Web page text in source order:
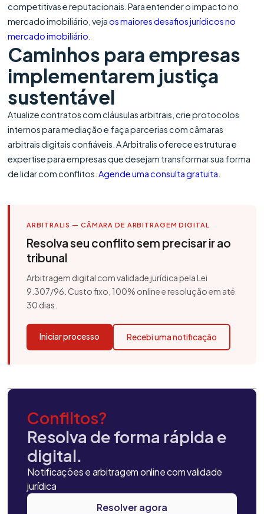
competitivas e reputacionais. Para entender o impacto no
mercado imobiliário, vejaos maiores desafios jurídicos no
mercado imobiliário
Caminhos para empresas
implementarem justiça
sustentável
Atualize contratos com cláusulas arbitrais, crie protocolos
internos para mediação e faça parcerias com câmaras
arbitrais digitais confiáveis. A Arbitralis oferece estrutura e
expertise para empresas que desejam transformar sua forma
de lidar com conflitos. Agende uma consulta gratuita.
ARBITRALIS — CÂMARA DE ARBITRAGEM DIGITAL
Resolva seu conflito sem precisar ir ao
tribunal
Arbitragem digital com validade jurídica pela Lei
9.307/96. Custo fixo, 100% online e resolução em até
30 dias.
Iniciar processo Recebi uma notificação
Conflitos?
Resolva de forma rápida e
digital.
Notificações e arbitragem online com validade
jurídica
Resolver agora